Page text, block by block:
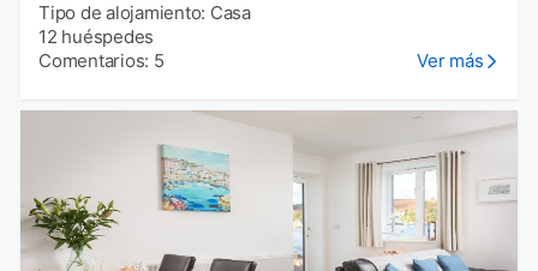
Tipo de alojamiento: Casa
12 huéspedes
Comentarios: 5
Ver más